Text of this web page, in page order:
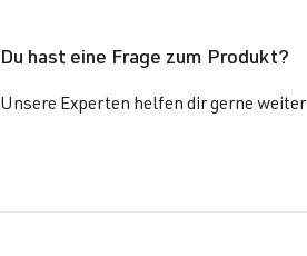
Du hast eine Frage zum Produkt?
Unsere Experten helfen dir gerne weiter